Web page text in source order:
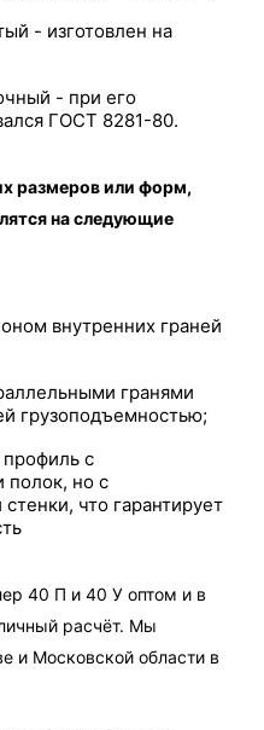
- изготовлен на
- при его
ГОСТ 8281-80.
размеров или форм,
на следующие
внутренних граней
гранями
грузоподъемностью;
с
полок, но с
что гарантирует
40 П и 40 У оптом и в
расчёт. Мы
и Московской области в